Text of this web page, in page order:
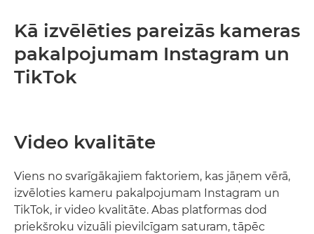
Kā izvēlēties pareizās kameras
pakalpojumam Instagram un
TikTok
Video kvalitāte
Viens no svarīgākajiem faktoriem, kas jāņem vērā,
izvēloties kameru pakalpojumam Instagram un
TikTok, ir video kvalitāte. Abas platformas dod
priekšroku vizuāli pievilcīgam saturam, tāpēc